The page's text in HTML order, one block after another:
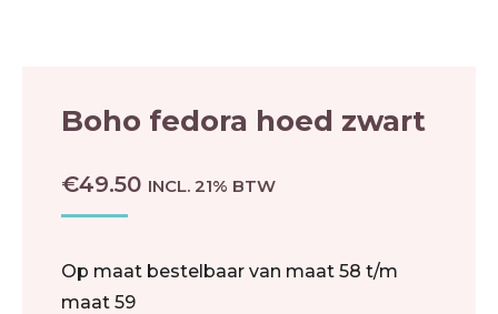
Boho fedora hoed zwart
€49.50 INCL. 21% BTW
Op maat bestelbaar van maat 58 t/m
maat 59